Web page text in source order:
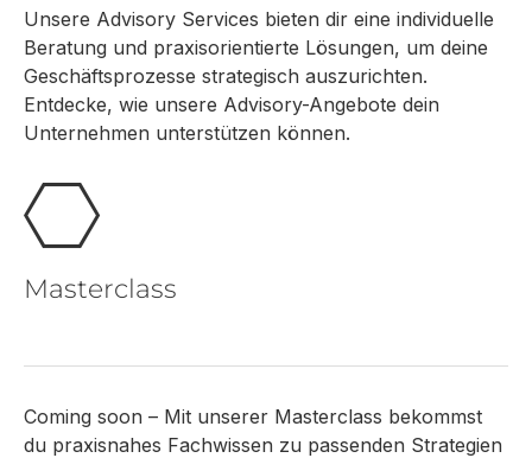
Unsere Advisory Services bieten dir eine individuelle
Beratung und praxisorientierte Lösungen, um deine
Geschäftsprozesse strategisch auszurichten.
Entdecke, wie unsere Advisory-Angebote dein
Unternehmen unterstützen können.
Masterclass
Coming soon – Mit unserer Masterclass bekommst
du praxisnahes Fachwissen zu passenden Strategien